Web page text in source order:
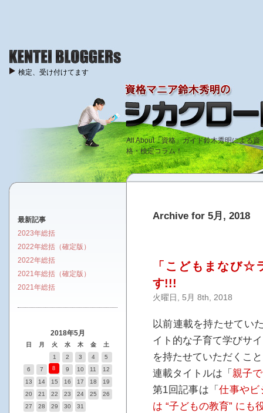
All About「資格」ガイド鈴木秀明による資
格・検定コラム！
検定、受け付けてます
Archive for 5月, 2018
「こどもまなび☆
す!!!
火曜日, 5月 8th, 2018
以前連載を持たせてい
イト的な子育て学びサ
を持たせていただくこ
連載タイトルは「 親子
第1回記事は「仕事や
は “子どもの教育” にも
最新記事
2023年総括
2022年総括（確定版）
2022年総括
2021年総括（確定版）
2021年総括
2018年5月
日 月 火 水 木 金 土
1 2 3 4
5
6
7 8 9 10 11
12
13
14 15 16 17 18
19
20
21 22 23 24 25
26
27
28 29 30 31